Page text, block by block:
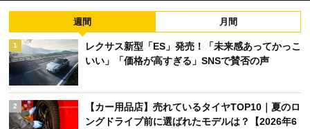
週間 月間
1
レクサス新型「ES」発売！「未来感あってかっこ
いい」「価格が高すぎる」SNSで賛否の声
2
【カー用品店】売れているタイヤTOP10｜夏のロ
ングドライブ前に選ばれたモデルは？【2026年6